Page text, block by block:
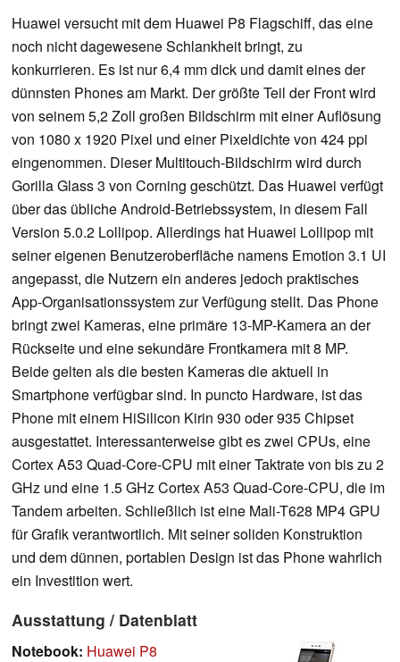
Huawei versucht mit dem Huawei P8 Flagschiff, das eine
noch nicht dagewesene Schlankheit bringt, zu
konkurrieren. Es ist nur 6,4 mm dick und damit eines der
dünnsten Phones am Markt. Der größte Teil der Front wird
von seinem 5,2 Zoll großen Bildschirm mit einer Auflösung
von 1080 x 1920 Pixel und einer Pixeldichte von 424 ppi
eingenommen. Dieser Multitouch-Bildschirm wird durch
Gorilla Glass 3 von Corning geschützt. Das Huawei verfügt
über das übliche Android-Betriebssystem, in diesem Fall
Version 5.0.2 Lollipop. Allerdings hat Huawei Lollipop mit
seiner eigenen Benutzeroberfläche namens Emotion 3.1 UI
angepasst, die Nutzern ein anderes jedoch praktisches
App-Organisationssystem zur Verfügung stellt. Das Phone
bringt zwei Kameras, eine primäre 13-MP-Kamera an der
Rückseite und eine sekundäre Frontkamera mit 8 MP.
Beide gelten als die besten Kameras die aktuell in
Smartphone verfügbar sind. In puncto Hardware, ist das
Phone mit einem HiSilicon Kirin 930 oder 935 Chipset
ausgestattet. Interessanterweise gibt es zwei CPUs, eine
Cortex A53 Quad-Core-CPU mit einer Taktrate von bis zu 2
GHz und eine 1.5 GHz Cortex A53 Quad-Core-CPU, die im
Tandem arbeiten. Schließlich ist eine Mali-T628 MP4 GPU
für Grafik verantwortlich. Mit seiner soliden Konstruktion
und dem dünnen, portablen Design ist das Phone wahrlich
ein Investition wert.
Ausstattung / Datenblatt
Notebook: Huawei P8